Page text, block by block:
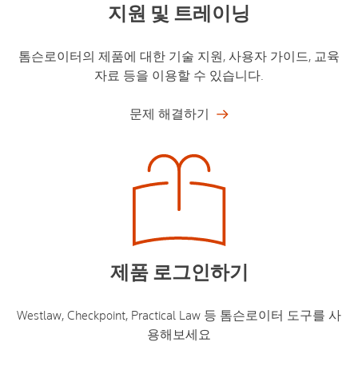
지원 및 트레이닝​
톰슨로이터의 제품에 대한 기술 지원, 사용자 가이드, 교육
자료 등을 이용할 수 있습니다.​
문제 해결하기
제품 로그인하기​
Westlaw, Checkpoint, Practical Law 등 톰슨로이터 도구를 사
용해보세요​